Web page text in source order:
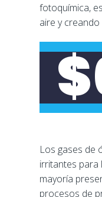
fotoquímica,
aire y
$
Los gases de
irritantes para
mayoría
procesos de